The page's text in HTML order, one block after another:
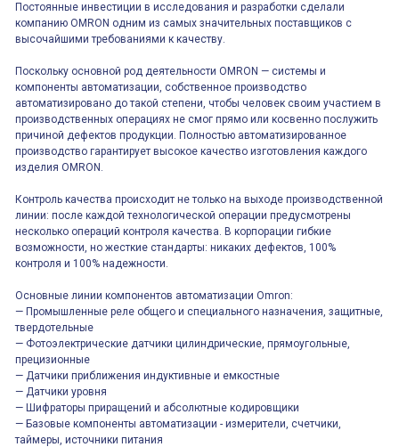
Постоянные инвестиции в исследования и разработки сделали
компанию OMRON одним из самых значительных поставщиков с
высочайшими требованиями к качеству.
Поскольку основной род деятельности OMRON — системы и
компоненты автоматизации, собственное производство
автоматизировано до такой степени, чтобы человек своим участием в
производственных операциях не смог прямо или косвенно послужить
причиной дефектов продукции. Полностью автоматизированное
производство гарантирует высокое качество изготовления каждого
изделия OMRON.
Контроль качества происходит не только на выходе производственной
линии: после каждой технологической операции предусмотрены
несколько операций контроля качества. В корпорации гибкие
возможности, но жесткие стандарты: никаких дефектов, 100%
контроля и 100% надежности.
Основные линии компонентов автоматизации Omron:
— Промышленные реле общего и специального назначения, защитные,
твердотельные
— Фотоэлектрические датчики цилиндрические, прямоугольные,
прецизионные
— Датчики приближения индуктивные и емкостные
— Датчики уровня
— Шифраторы приращений и абсолютные кодировщики
— Базовые компоненты автоматизации - измерители, счетчики,
таймеры, источники питания